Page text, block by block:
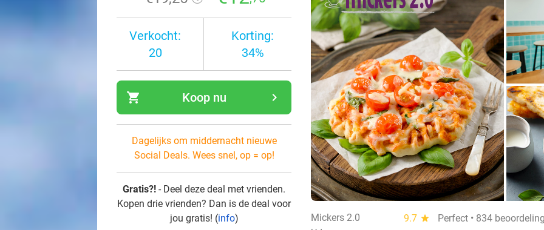
Verkocht:
20
Korting:
34%
shopping_cart navigate_next
Koop nu
Dagelijks om middernacht nieuwe
Social Deals. Wees snel, op = op!
Gratis?! - Deel deze deal met vrienden.
Kopen drie vrienden? Dan is de deal voor
jou gratis! (info) Mickers 2.0 9.7 star
Perfect • 834